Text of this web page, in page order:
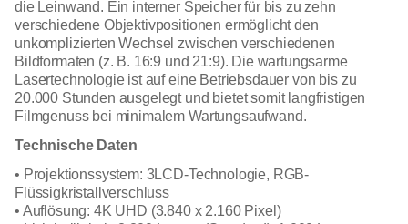
die Leinwand. Ein interner Speicher für bis zu zehn
verschiedene Objektivpositionen ermöglicht den
unkomplizierten Wechsel zwischen verschiedenen
Bildformaten (z. B. 16:9 und 21:9). Die wartungsarme
Lasertechnologie ist auf eine Betriebsdauer von bis zu
20.000 Stunden ausgelegt und bietet somit langfristigen
Filmgenuss bei minimalem Wartungsaufwand.
Technische Daten
• Projektionssystem: 3LCD-Technologie, RGB-
Flüssigkristallverschluss
• Auflösung: 4K UHD (3.840 x 2.160 Pixel)